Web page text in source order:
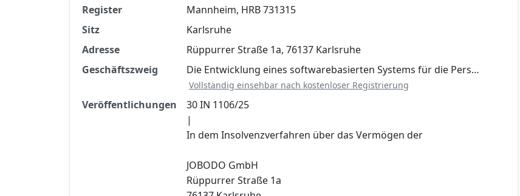
Finanzkennzahlen nach kostenloser Registrierung verfügbar
Jetzt kostenlos registrieren
Register
Mannheim, HRB 731315
Sitz
Karlsruhe
Adresse
Rüppurrer Straße 1a, 76137 Karlsruhe
Geschäftszweig
Die Entwicklung eines softwarebasierten Systems für die Pers…
Vollständig einsehbar nach kostenloser Registrierung
Veröffentlichungen
30 IN 1106/25
|
In dem Insolvenzverfahren über das Vermögen der
JOBODO GmbH
Rüppurrer Straße 1a